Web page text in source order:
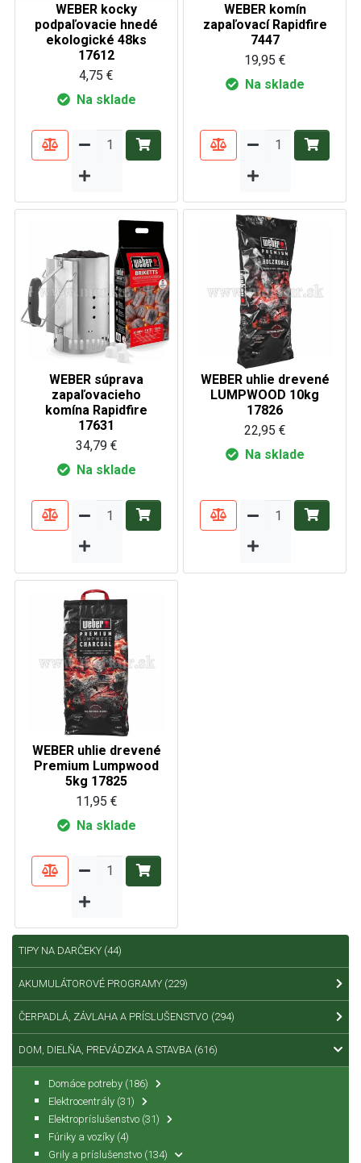
WEBER kocky
podpaľovacie hnedé
ekologické 48ks
17612
4,75 €
Na sklade
WEBER komín
zapaľovací Rapidfire
7447
19,95 €
Na sklade
WEBER súprava
zapaľovacieho
komína Rapidfire
17631
34,79 €
Na sklade
WEBER uhlie drevené
LUMPWOOD 10kg
17826
22,95 €
Na sklade
WEBER uhlie drevené
Premium Lumpwood
5kg 17825
11,95 €
Na sklade
TIPY NA DARČEKY (44)
AKUMULÁTOROVÉ PROGRAMY (229)
ČERPADLÁ, ZÁVLAHA A PRÍSLUŠENSTVO (294)
DOM, DIELŇA, PREVÁDZKA A STAVBA (616)
Domáce potreby (186)
Elektrocentrály (31)
Elektropríslušenstvo (31)
Fúriky a vozíky (4)
Grily a príslušenstvo (134)